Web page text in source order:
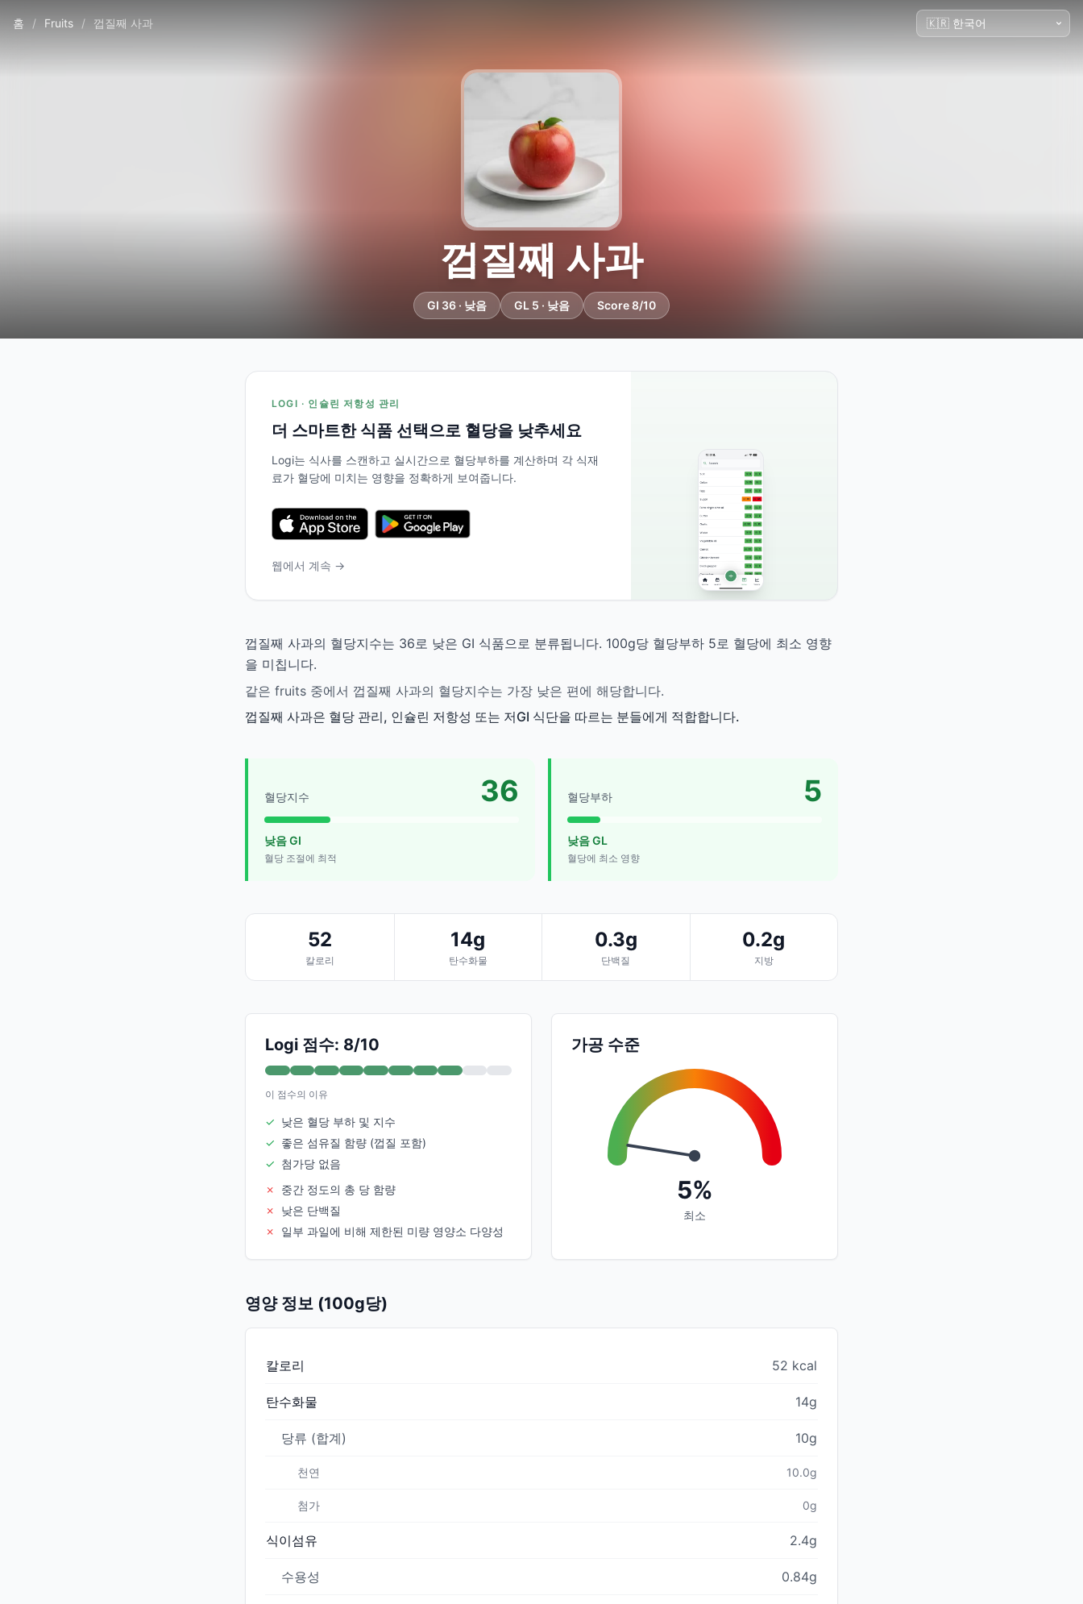
홈 / Fruits / 껍질째 사과
껍질째 사과
GI 36 · 낮음 GL 5 · 낮음 Score 8/10
LOGI · 인슐린 저항성 관리
더 스마트한 식품 선택으로 혈당을 낮추세요
Logi는 식사를 스캔하고 실시간으로 혈당부하를 계산하며 각 식재
료가 혈당에 미치는 영향을 정확하게 보여줍니다.
웹에서 계속 →
껍질째 사과의 혈당지수는 36로 낮은 GI 식품으로 분류됩니다. 100g당 혈당부하 5로 혈당에 최소 영향
을 미칩니다.
같은 fruits 중에서 껍질째 사과의 혈당지수는 가장 낮은 편에 해당합니다.
껍질째 사과은 혈당 관리, 인슐린 저항성 또는 저GI 식단을 따르는 분들에게 적합합니다.
혈당지수 36
낮음 GI
혈당 조절에 최적
혈당부하 5
낮음 GL
혈당에 최소 영향
52
칼로리
14g
탄수화물
0.3g
단백질
0.2g
지방
Logi 점수: 8/10
이 점수의 이유
✓ 낮은 혈당 부하 및 지수
✓ 좋은 섬유질 함량 (껍질 포함)
✓ 첨가당 없음
✗
중간 정도의 총 당 함량
✗
낮은 단백질
✗
일부 과일에 비해 제한된 미량 영양소 다양성
가공 수준
5%
최소
영양 정보 (100g당)
칼로리 52 kcal
탄수화물 14g
당류 (합계) 10g
천연 10.0g
첨가 0g
식이섬유 2.4g
수용성 0.84g